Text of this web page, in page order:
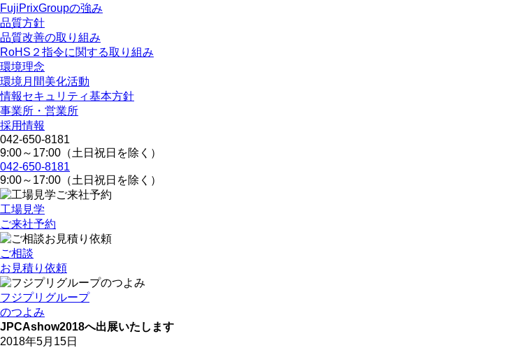
FujiPrixGroupの強み
品質方針
品質改善の取り組み
RoHS２指令に関する取り組み
環境理念
環境月間美化活動
情報セキュリティ基本方針
事業所・営業所
採用情報
042-650-8181
9:00～17:00（土日祝日を除く）
042-650-8181
9:00～17:00（土日祝日を除く）
工場見学
ご来社予約
ご相談
お見積り依頼
フジプリグループ
のつよみ
JPCAshow2018へ出展いたします
2018年5月15日